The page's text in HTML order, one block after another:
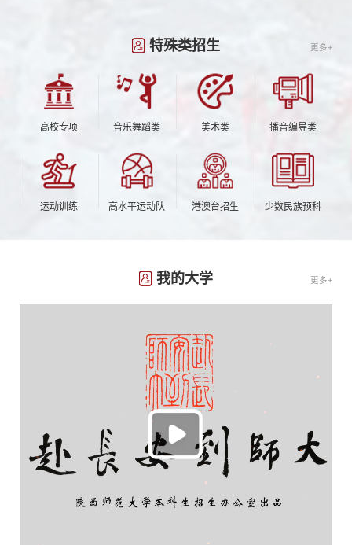
特殊类招生 更多+
高校专项 音乐舞蹈类 美术类 播音编导类
运动训练 高水平运动队 港澳台招生 少数民族预科
我的大学 更多+